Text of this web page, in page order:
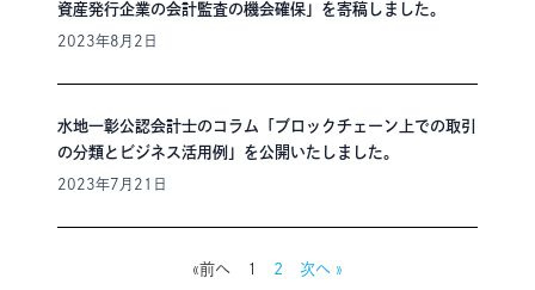
資産発行企業の会計監査の機会確保」を寄稿しました。
2023年8月2日
水地一彰公認会計士のコラム「ブロックチェーン上での取引
の分類とビジネス活用例」を公開いたしました。
2023年7月21日
«前へ 1 2 次へ »